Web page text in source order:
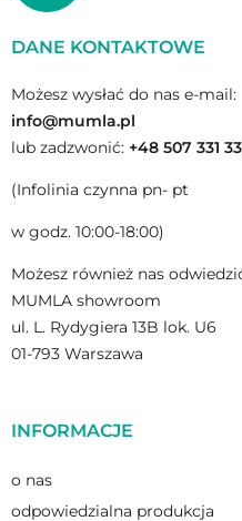
DANE KONTAKTOWE
Możesz wysłać do nas e-mail:
info@mumla.pl
lub zadzwonić: +48 507 331
(Infolinia czynna pn- pt
w godz. 10:00-18:00)
Możesz również nas
MUMLA showroom
ul. L. Rydygiera 13B lok. U6
01-793 Warszawa
INFORMACJE
o nas
odpowiedzialna produkcja